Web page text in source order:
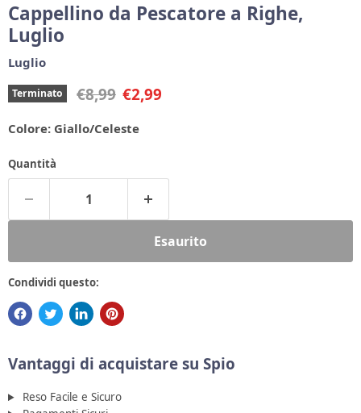
Cappellino da Pescatore a Righe,
Luglio
Luglio
Terminato Prezzo originale
€8,99 Prezzo corrente
€2,99
Colore: Giallo/Celeste
Quantità
Esaurito
Condividi questo:
Vantaggi di acquistare su Spio
Reso Facile e Sicuro